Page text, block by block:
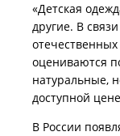
«Детская
другие. В
оцениваются
натуральные,
доступной
В России